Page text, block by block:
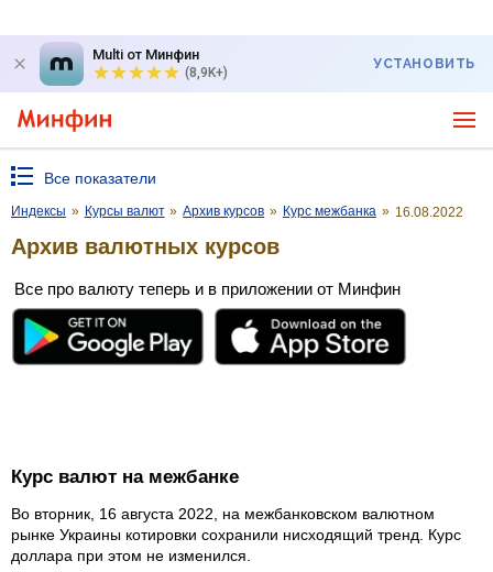
Multi от Минфин
(8,9K+)
УСТАНОВИТЬ
Все показатели
Индексы » Курсы валют » Архив курсов » Курс межбанка » 16.08.2022
Архив валютных курсов
Все про валюту теперь и в приложении от Минфин
Курс валют на межбанке
Во вторник, 16 августа 2022, на межбанковском валютном
рынке Украины котировки сохранили нисходящий тренд. Курс
доллара при этом не изменился.